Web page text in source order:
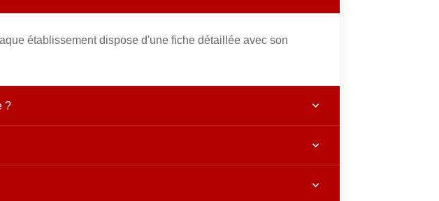
établissement dispose d'une fiche détaillée avec son
?